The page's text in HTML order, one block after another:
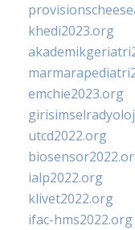
khedi2023.org
emchie2023.org
utcd2022.org
ialp2022.org
klivet2022.org
ifac-hms2022.org